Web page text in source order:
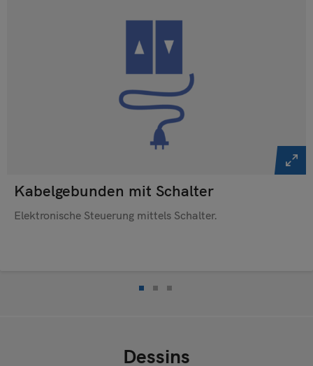
Kabelgebunden mit Schalter
Elektronische Steuerung mittels Schalter.
Dessins